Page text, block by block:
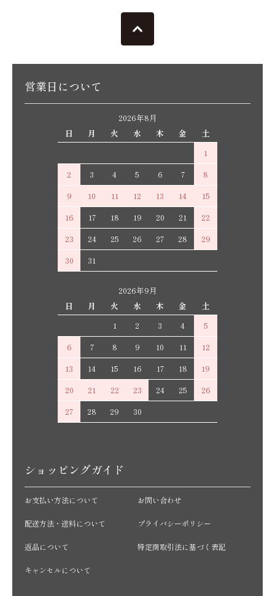
営業日について
2026年8月
日
月 火 水 木 金
土
1
2
3 4 5 6 7
8
9
10 11 12 13 14
15
16
17 18 19 20 21
22
23
24 25 26 27 28
29
30
31
2026年9月
日
月 火 水 木 金
土
1
2 3 4
5
6
7 8 9 10 11
12
13
14 15 16 17 18
19
20
21 22 23 24 25
26
27
28 29 30
ショッピングガイド
お支払い方法について
配送方法・送料について
返品について
キャンセルについて
お問い合わせ
プライバシーポリシー
特定商取引法に基づく表記